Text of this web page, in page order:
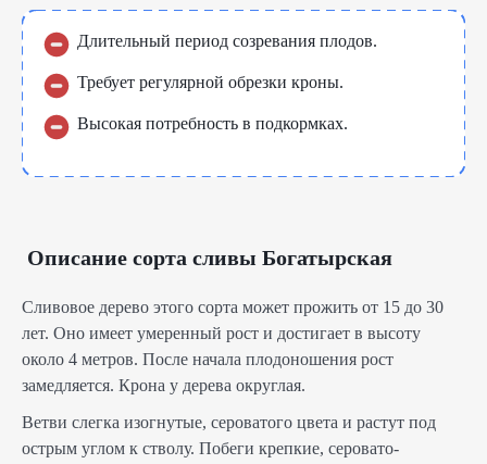
Длительный период созревания плодов.
Требует регулярной обрезки кроны.
Высокая потребность в подкормках.
Описание сорта сливы Богатырская
Сливовое дерево этого сорта может прожить от 15 до 30
лет. Оно имеет умеренный рост и достигает в высоту
около 4 метров. После начала плодоношения рост
замедляется. Крона у дерева округлая.
Ветви слегка изогнутые, сероватого цвета и растут под
острым углом к стволу. Побеги крепкие, серовато-